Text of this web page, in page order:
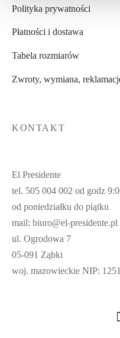
Polityka prywatności
Płatności i dostawa
Tabela rozmiarów
Zwroty, wymiana,
KONTAKT
El Presidente
tel. 505 004 002 od godz
od poniedziałku do piątku
mail: biuro@el-presidente.pl
ul. Ogrodowa 7
05-091 Ząbki
woj. mazowieckie NIP: